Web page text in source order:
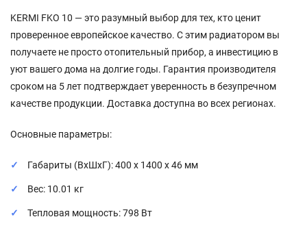
KERMI FKO 10 — это разумный выбор для тех, кто ценит
проверенное европейское качество. С этим радиатором вы
получаете не просто отопительный прибор, а инвестицию в
уют вашего дома на долгие годы. Гарантия производителя
сроком на 5 лет подтверждает уверенность в безупречном
качестве продукции. Доставка доступна во всех регионах.
Основные параметры:
Габариты (ВхШхГ): 400 x 1400 x 46 мм
Вес: 10.01 кг
Тепловая мощность: 798 Вт